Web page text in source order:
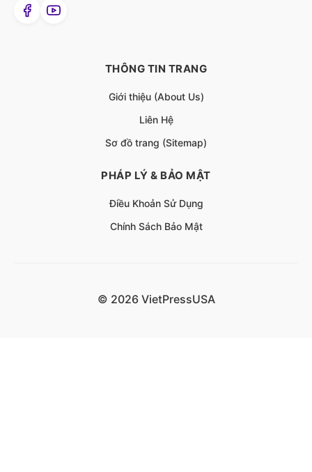
THÔNG TIN TRANG
Giới thiệu (About Us)
Liên Hệ
Sơ đồ trang (Sitemap)
PHÁP LÝ & BẢO MẬT
Điều Khoản Sử Dụng
Chính Sách Bảo Mật
© 2026 VietPressUSA